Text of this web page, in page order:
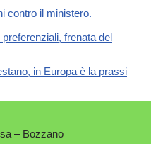
contro il ministero.
frenata del
in Europa è la prassi
– Bozzano